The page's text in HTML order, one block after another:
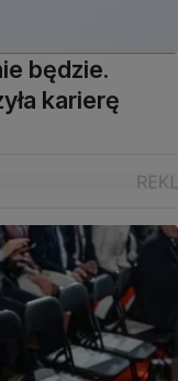
będzie.
karierę